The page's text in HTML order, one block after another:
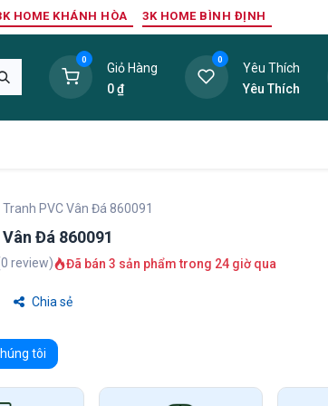
HOME KHÁNH HÒA 3K HOME BÌNH ĐỊNH
0
Giỏ Hàng
0₫
0
Yêu Thích
Yêu Thích
Tranh PVC Vân Đá 860091
Đá 860091
review) Đã bán 3 sản phẩm trong 24 giờ qua
Chia sẻ
tôi